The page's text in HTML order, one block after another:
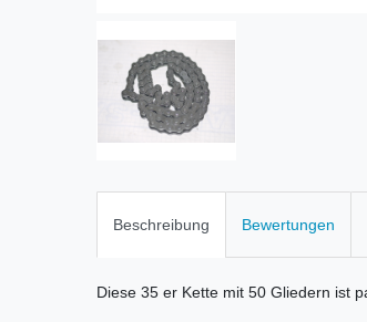
Beschreibung Bewertungen
Diese 35 er Kette mit 50 Gliedern ist